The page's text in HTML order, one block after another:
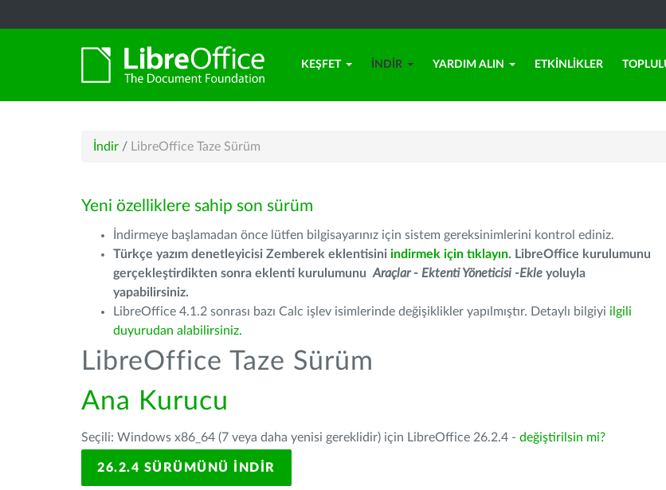
KEŞFET İNDIR YARDIM ALIN ETKINLIKLER
İndir / LibreOffice Taze Sürüm
Yeni özelliklere sahip son sürüm
İndirmeye başlamadan önce lütfen bilgisayarınız için sistem gereksinimlerini kontrol ediniz.
Türkçe yazım denetleyicisi Zemberek eklentisini indirmek için tıklayın. LibreOffice kurulumunu
gerçekleştirdikten sonra eklenti kurulumunu Araçlar - Ektenti Yöneticisi -Ekle yoluyla
yapabilirsiniz.
LibreOffice 4.1.2 sonrası bazı Calc işlev isimlerinde değişiklikler yapılmıştır. Detaylı bilgiyi ilgili
duyurudan alabilirsiniz.
LibreOffice Taze Sürüm
Ana Kurucu
Seçili: Windows x86_64 (7 veya daha yenisi gereklidir) için LibreOffice 26.2.4 - değiştirilsin mi?
26.2.4 SÜRÜMÜNÜ İNDIR